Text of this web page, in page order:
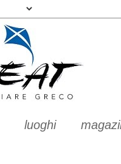
luoghi